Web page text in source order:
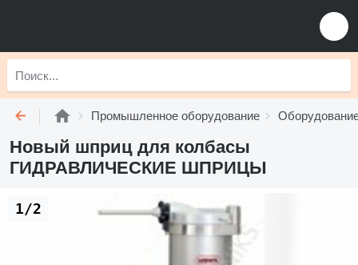
Промышленное оборудование
Новый шприц для колбасы
ГИДРАВЛИЧЕСКИЕ ШПРИЦЫ
1/2